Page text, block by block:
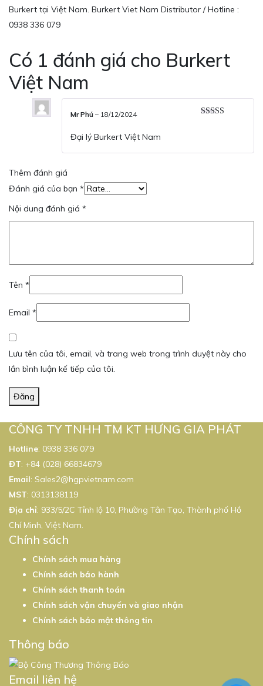
Burkert tại Việt Nam. Burkert Viet Nam Distributor / Hotline :
0938 336 079
Có 1 đánh giá cho Burkert
Việt Nam
Mr Phú – 18/12/2024
Đại lý Burkert Việt Nam
Thêm đánh giá
Đánh giá của bạn *
Nội dung đánh giá *
Tên *
Email *
Lưu tên của tôi, email, và trang web trong trình duyệt này cho
lần bình luận kế tiếp của tôi.
Đăng
CÔNG TY TNHH TM KT HƯNG GIA PHÁT
Hotline: 0938 336 079
ĐT: +84 (028) 66834679
Email: Sales2@hgpvietnam.com
MST: 0313138119
Địa chỉ: 933/5/2C Tỉnh lộ 10, Phường Tân Tạo, Thành phố Hồ
Chí Minh, Việt Nam.
Chính sách
Chính sách mua hàng
Chính sách bảo hành
Chính sách thanh toán
Chính sách vận chuyển và giao nhận
Chính sách bảo mật thông tin
Thông báo
Email liên hệ